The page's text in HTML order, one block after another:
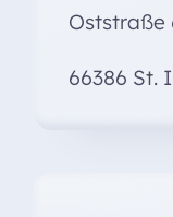
Oststraße
66386 St.